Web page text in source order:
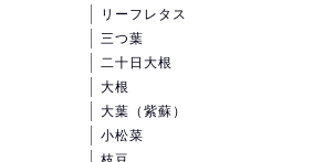
リーフレタス
三つ葉
二十日大根
大根
大葉（紫蘇）
小松菜